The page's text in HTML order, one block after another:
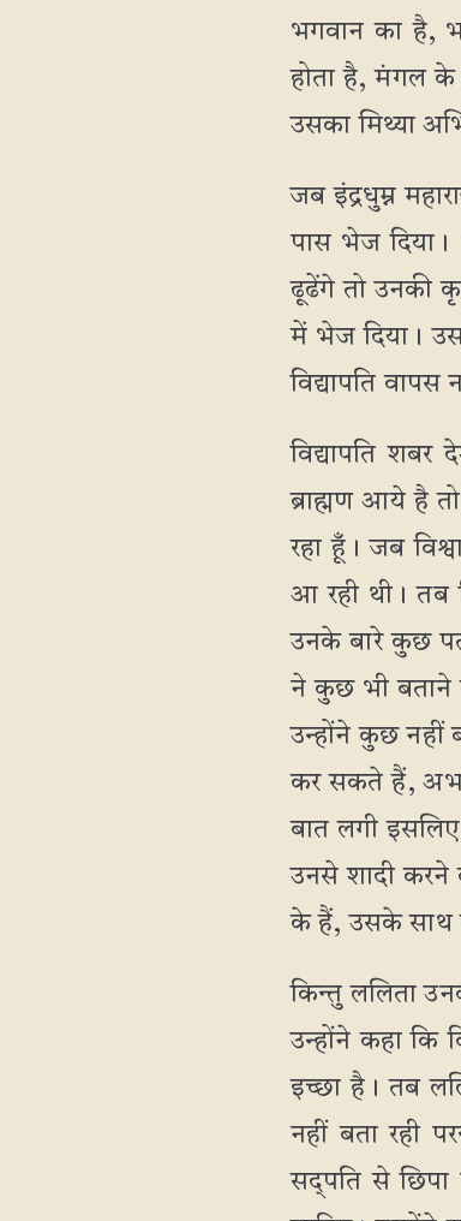
भगवान का है,
होता है, मंगल के
उसका मिथ्या
जब इंद्रधुम्न
पास भेज
ढूढेंगे तो उनकी
में भेज दिया।
विद्यापति
विद्यापति
ब्राह्मण आये है
रहा हूँ। जब
आ रही थी। तब
उनके बारे कुछ
ने कुछ भी बताने
उन्होंने कुछ नहीं
कर सकते हैं,
बात लगी
उनसे शादी करने
के हैं, उसके साथ
किन्तु ललिता
उन्होंने कहा कि
इच्छा है। तब
नहीं बता रही
सद्पति से